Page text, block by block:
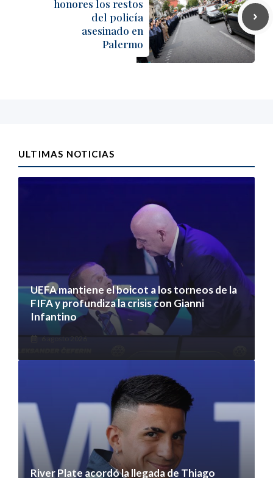
honores los restos
del policía
asesinado en
Palermo
ULTIMAS NOTICIAS
UEFA mantiene el boicot a los torneos de la
FIFA y profundiza la crisis con Gianni
Infantino
6 agosto 2026
River Plate acordó la llegada de Thiago